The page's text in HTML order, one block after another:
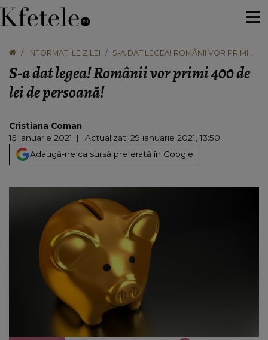
INFORMATIILE ZILEI
S-A DAT LEGEA! ROMÂNII VOR PRIMI
S-a dat legea! Românii vor primi 400 de
lei de persoană!
Cristiana Coman
15 ianuarie 2021
Actualizat: 29 ianuarie 2021, 13:50
Adaugă-ne ca sursă preferată în Google